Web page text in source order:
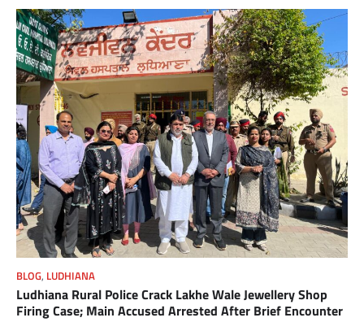
BLOG, LUDHIANA
Ludhiana Rural Police Crack Lakhe Wale Jewellery Shop
Firing Case; Main Accused Arrested After Brief Encounter